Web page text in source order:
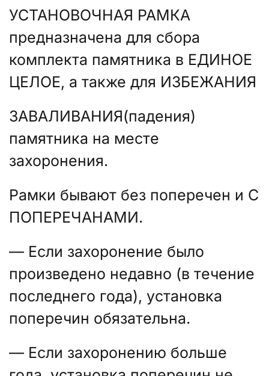
УСТАНОВОЧНАЯ РАМКА
предназначена для сбора
комплекта памятника в ЕДИНОЕ
ЦЕЛОЕ, а также для ИЗБЕЖАНИЯ
ЗАВАЛИВАНИЯ(падения)
памятника на месте
захоронения.
Рамки бывают без поперечен и С
ПОПЕРЕЧАНАМИ.
— Если захоронение было
произведено недавно (в течение
последнего года), установка
поперечин обязательна.
— Если захоронению больше